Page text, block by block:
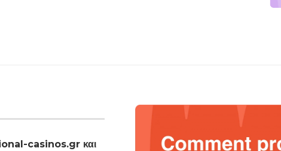
casinos.gr και